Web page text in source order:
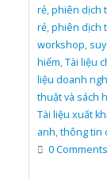
rẻ,phiên dịch
rẻ,phiên dịch
workshop,
hiểm,Tài liệu
liệu doanh
thuật và sách
Tài liệu xuất
anh,thông tin
0 Comments